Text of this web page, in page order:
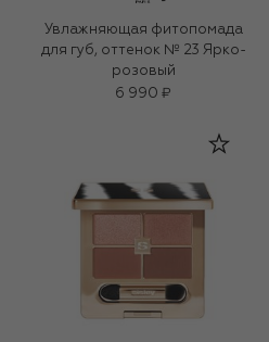
Увлажняющая фитопомада
для губ, оттенок № 23 Ярко-
розовый
6 990 ₽